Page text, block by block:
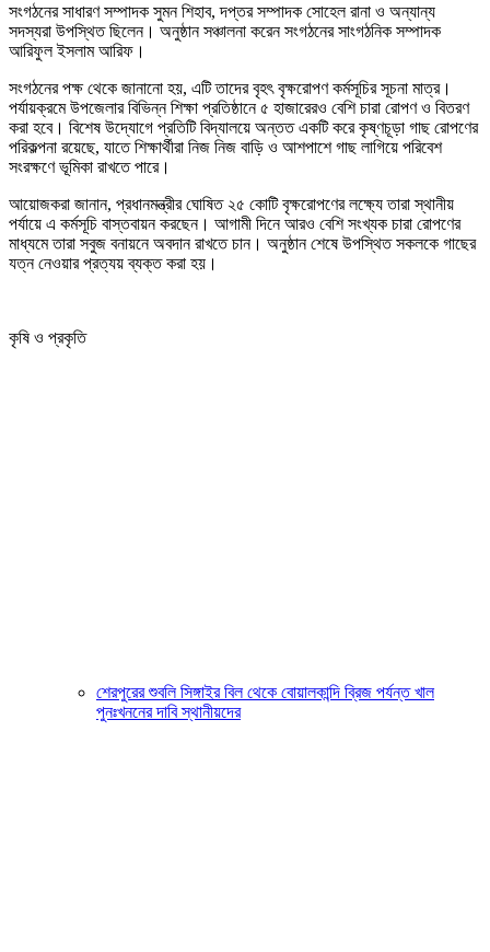
সংগঠনের সাধারণ সম্পাদক সুমন শিহাব, দপ্তর সম্পাদক সোহেল রানা ও অন্যান্য
সদস্যরা উপস্থিত ছিলেন। অনুষ্ঠান সঞ্চালনা করেন সংগঠনের সাংগঠনিক সম্পাদক
আরিফুল ইসলাম আরিফ।
সংগঠনের পক্ষ থেকে জানানো হয়, এটি তাদের বৃহৎ বৃক্ষরোপণ কর্মসূচির সূচনা মাত্র।
পর্যায়ক্রমে উপজেলার বিভিন্ন শিক্ষা প্রতিষ্ঠানে ৫ হাজারেরও বেশি চারা রোপণ ও বিতরণ
করা হবে। বিশেষ উদ্যোগে প্রতিটি বিদ্যালয়ে অন্তত একটি করে কৃষ্ণচূড়া গাছ রোপণের
পরিকল্পনা রয়েছে, যাতে শিক্ষার্থীরা নিজ নিজ বাড়ি ও আশপাশে গাছ লাগিয়ে পরিবেশ
সংরক্ষণে ভূমিকা রাখতে পারে।
আয়োজকরা জানান, প্রধানমন্ত্রীর ঘোষিত ২৫ কোটি বৃক্ষরোপণের লক্ষ্যে তারা স্থানীয়
পর্যায়ে এ কর্মসূচি বাস্তবায়ন করছেন। আগামী দিনে আরও বেশি সংখ্যক চারা রোপণের
মাধ্যমে তারা সবুজ বনায়নে অবদান রাখতে চান। অনুষ্ঠান শেষে উপস্থিত সকলকে গাছের
যত্ন নেওয়ার প্রত্যয় ব্যক্ত করা হয়।
কৃষি ও প্রকৃতি
শেরপুরের শুবলি সিঙ্গাইর বিল থেকে বোয়ালকান্দি ব্রিজ পর্যন্ত খাল
পুনঃখননের দাবি স্থানীয়দের